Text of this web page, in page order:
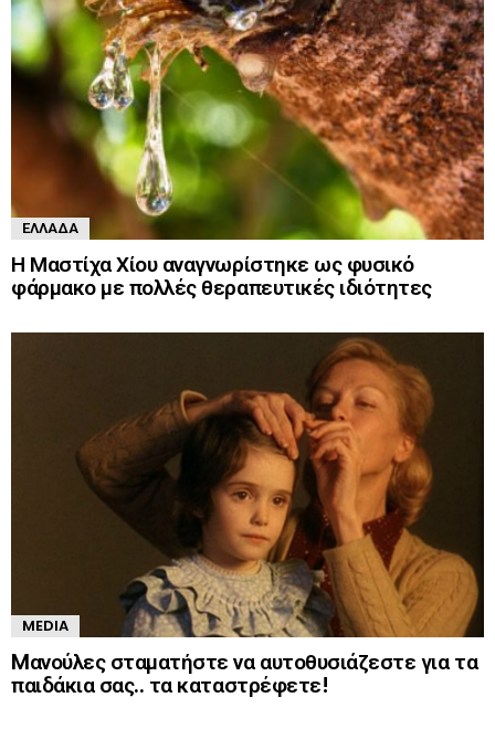
ΕΛΛΆΔΑ
Η Μαστίχα Χίου αναγνωρίστηκε ως φυσικό
φάρμακο με πολλές θεραπευτικές ιδιότητες
MEDIA
Mανούλες σταματήστε να αυτοθυσιάζεστε για τα
παιδάκια σας.. τα καταστρέφετε!